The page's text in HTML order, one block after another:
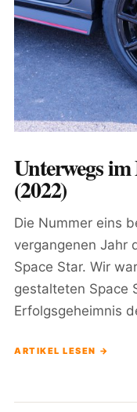
Unterwegs
(2022)
Die Nummer eins
vergangenen Jahr
Space Star. Wir
gestalteten Space
Erfolgsgeheimnis
ARTIKEL LESEN →